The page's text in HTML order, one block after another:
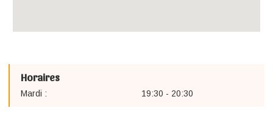
Horaires
Mardi : 19:30 - 20:30